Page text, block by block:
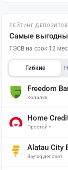
РЕЙТИНГ ДЕПОЗИТОВ
Самые
ГЭСВ на срок 12 мес
Гибкие
Freedom
Копилка
Home
Простой +
Alatau City
Baytaq депозит